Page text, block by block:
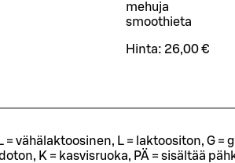
mehuja
smoothieta
Hinta: 26,00 €
= vähälaktoosinen, L = laktoositon, G =
K = kasvisruoka, PÄ = sisältää